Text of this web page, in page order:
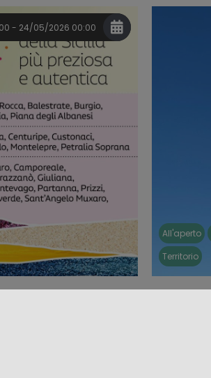
- 24/05/2026 00:00
All'aperto
Territorio